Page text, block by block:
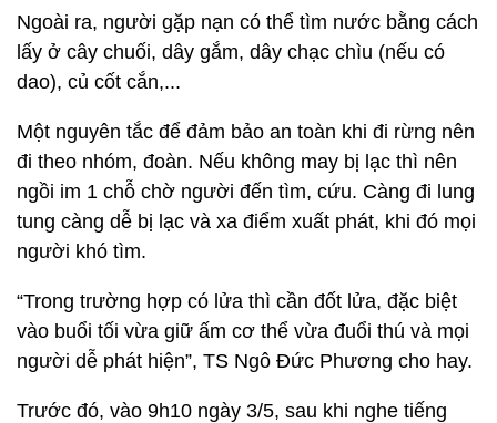
Ngoài ra, người gặp nạn có thể tìm nước bằng cách
lấy ở cây chuối, dây gắm, dây chạc chìu (nếu có
dao), củ cốt cắn,...
Một nguyên tắc để đảm bảo an toàn khi đi rừng nên
đi theo nhóm, đoàn. Nếu không may bị lạc thì nên
ngồi im 1 chỗ chờ người đến tìm, cứu. Càng đi lung
tung càng dễ bị lạc và xa điểm xuất phát, khi đó mọi
người khó tìm.
“Trong trường hợp có lửa thì cần đốt lửa, đặc biệt
vào buổi tối vừa giữ ấm cơ thể vừa đuổi thú và mọi
người dễ phát hiện”, TS Ngô Đức Phương cho hay.
Trước đó, vào 9h10 ngày 3/5, sau khi nghe tiếng